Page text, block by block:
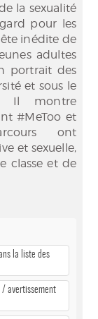
la sexualité
pour les
inédite de
adultes
portrait des
et sous le
Il montre
#MeToo et
ont
et sexuelle,
classe et de
la liste des
/ avertissement